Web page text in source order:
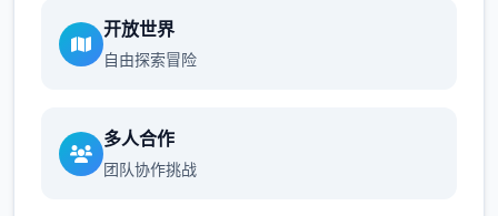
开放世界
自由探索冒险
多人合作
团队协作挑战